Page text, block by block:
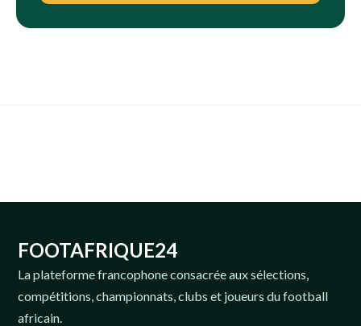
FOOTAFRIQUE24
La plateforme francophone consacrée aux sélections,
compétitions, championnats, clubs et joueurs du football
africain.